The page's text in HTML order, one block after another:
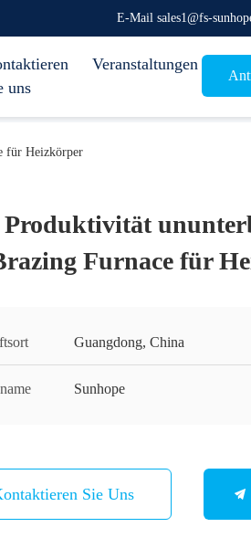
E-Mail sales1@fs-
uns
Veranstaltungen
für Heizkörper
Produktivität
Furnace für
Guangdong, China
Sunhope
Sie Uns